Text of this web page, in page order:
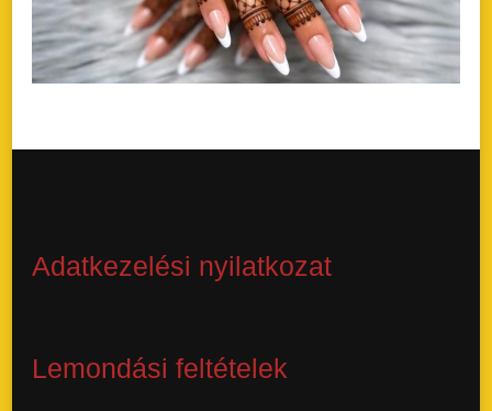
Adatkezelési nyilatkozat
Lemondási feltételek